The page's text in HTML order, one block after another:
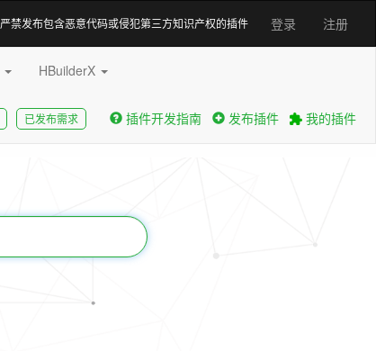
登录 注册
严禁发布包含恶意代码或侵犯第三方知识产权的插件
HBuilderX
已发布需求 插件开发指南 发布插件 我的插件